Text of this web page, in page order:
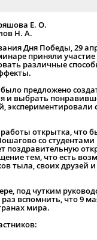
Е. О.
Н. А.
Дня Победы, 29
приняли
различные
предложено
и выбрать
открытка, что
со
поздравительную
тем, что есть
тыла, своих друзей
под чутким
вспомнить, что 9
мира.